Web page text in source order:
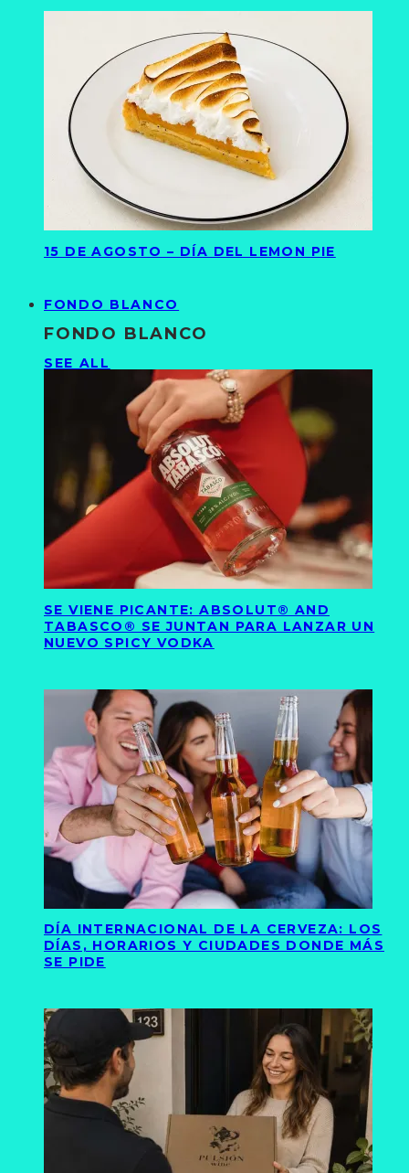
15 DE AGOSTO – DÍA DEL LEMON PIE
FONDO BLANCO
FONDO BLANCO
SEE ALL
SE VIENE PICANTE: ABSOLUT® AND
TABASCO® SE JUNTAN PARA LANZAR UN
NUEVO SPICY VODKA
DÍA INTERNACIONAL DE LA CERVEZA: LOS
DÍAS, HORARIOS Y CIUDADES DONDE MÁS
SE PIDE